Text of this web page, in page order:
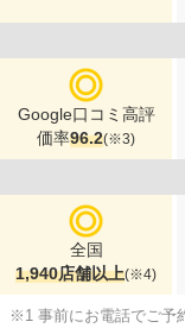
Google口コミ高評
価率96.2(※3)
全国
1,940店舗以上(※4)
※1 事前にお電話でご予